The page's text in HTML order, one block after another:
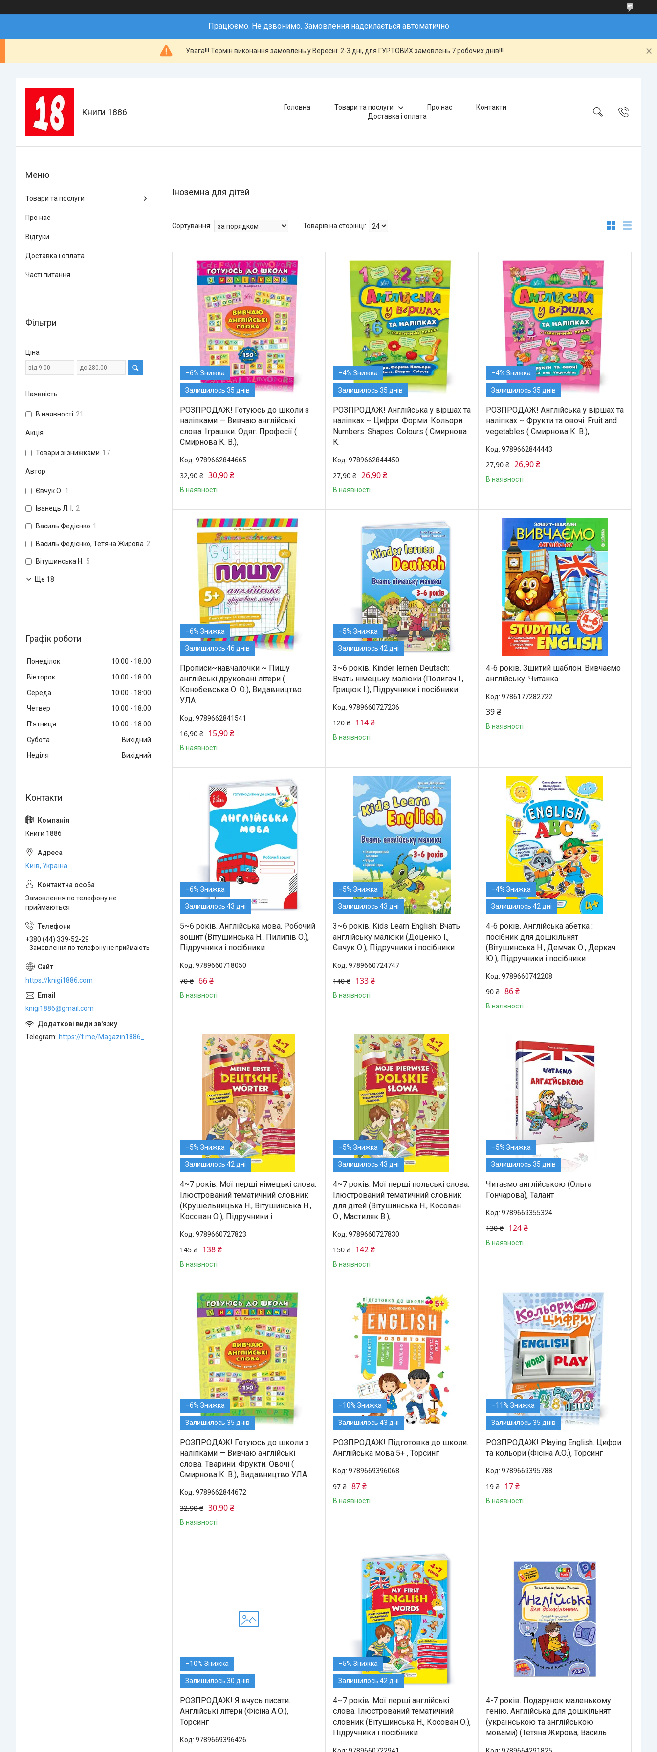
Працюємо. Не дзвонимо. Замовлення надсилається автоматично
Увага!!! Термін виконання замовлень у Вересні: 2-3 дні, для ГУРТОВИХ замовлень 7 робочих днів!!!
Книги 1886 Головна Товари та послуги Про нас
Контакти
Доставка і оплата
Іноземна для дітей
–6%
Залишилось 35 днів
РОЗПРОДАЖ! Готуюсь до школи з
наліпками — Вивчаю англійські
слова. Іграшки. Одяг. Професії (
Смирнова К. В.),
9789662844665
32,90 ₴ 30,90 ₴
В наявності
–4%
Залишилось 35 днів
РОЗПРОДАЖ! Англійська у віршах та
наліпках ~ Цифри. Форми. Кольори.
Numbers. Shapes. Colours ( Смирнова
К.
9789662844450
27,90 ₴ 26,90 ₴
В наявності
–4%
Залишилось 35 днів
РОЗПРОДАЖ! Англійська у віршах та
наліпках ~ Фрукти та овочі. Fruit and
vegetables ( Смирнова К. В.),
9789662844443
27,90 ₴ 26,90 ₴
В наявності
–6%
Залишилось 46 днів
Прописи~навчалочки ~ Пишу
англійські друковані літери (
Конобевська О. О.), Видавництво
УЛА
9789662841541
16,90 ₴ 15,90 ₴
В наявності
–5%
Залишилось 42 дні
3~6 років. Kinder lernen Deutsch:
Вчать німецьку малюки (Полигач І.,
Грицюк І.), Підручники і посібники
9789660727236
120 ₴ 114 ₴
В наявності
4-6 років. Зшитий шаблон. Вивчаємо
англійську. Читанка
9786177282722
39 ₴
В наявності
–6%
Залишилось 43 дні
5~6 років. Англійська мова. Робочий
зошит (Вітушинська Н., Пилипів О.),
Підручники і посібники
9789660718050
70 ₴ 66 ₴
В наявності
–5%
Залишилось 43 дні
3~6 років. Kids Learn English: Вчать
англійську малюки (Доценко І.,
Євчук О.), Підручники і посібники
9789660724747
140 ₴ 133 ₴
В наявності
–4%
Залишилось 42 дні
4-6 років. Англійська абетка :
посібник для дошкільнят
(Вітушинська Н., Демчак О., Деркач
Ю.), Підручники і посібники
9789660742208
90 ₴ 86 ₴
В наявності
–5%
Залишилось 42 дні
4~7 років. Мої перші німецькі слова.
Ілюстрований тематичний словник
(Крушельницька Н., Вітушинська Н.,
Косован О.), Підручники і
9789660727823
145 ₴ 138 ₴
В наявності
–5%
Залишилось 43 дні
4~7 років. Мої перші польські слова.
Ілюстрований тематичний словник
для дітей (Вітушинська Н., Косован
О., Мастиляк В.),
9789660727830
150 ₴ 142 ₴
В наявності
–5%
Залишилось 35 днів
Читаємо англійською (Ольга
Гончарова), Талант
9789669355324
130 ₴ 124 ₴
В наявності
–6%
Залишилось 35 днів
РОЗПРОДАЖ! Готуюсь до школи з
наліпками — Вивчаю англійські
слова. Тварини. Фрукти. Овочі (
Смирнова К. В.), Видавництво УЛА
9789662844672
32,90 ₴ 30,90 ₴
В наявності
–10%
Залишилось 43 дні
РОЗПРОДАЖ! Підготовка до школи.
Англійська мова 5+ , Торсинг
9789669396068
97 ₴ 87 ₴
В наявності
–11%
Залишилось 35 днів
РОЗПРОДАЖ! Playing English. Цифри
та кольори (Фісіна А.О.), Торсинг
9789669395788
19 ₴ 17 ₴
В наявності
–10%
Залишилось 30 днів
РОЗПРОДАЖ! Я вчусь писати.
Англійські літери (Фісіна А.О.),
Торсинг
9789669396426
–5%
Залишилось 42 дні
4~7 років. Мої перші англійські
слова. Ілюстрований тематичний
словник (Вітушинська Н., Косован О.),
Підручники і посібники
4-7 років. Подарунок маленькому
генію. Англійська для дошкільнят
(українською та англійською
мовами) (Тетяна Жирова, Василь
Товари та послуги
Про нас
Відгуки
Доставка і оплата
Часті питання
Фільтри
Ціна
Наявність
В наявності 21
Акція
Товари зі знижками 17
Автор
Євчук О. 1
Іванець Л. І. 2
Василь Федієнко 1
Василь Федієнко, Тетяна Жирова 2
Вітушинська Н. 5
Ще 18
Графік роботи
Понеділок 10:00
18:00
Вівторок
10:00
18:00
Середа
10:00
18:00
Четвер
10:00
18:00
Пʼятниця
10:00
18:00
Субота
Вихідний
Неділя
Вихідний
Книги 1886
Київ, Україна
Замовлення по телефону не
приймаються
+380 (44) 339-52-29
Замовлення по телефону не приймають
https://knigi1886.com
knigi1886@gmail.com
Telegram https://t.me/Magazin1886_bot